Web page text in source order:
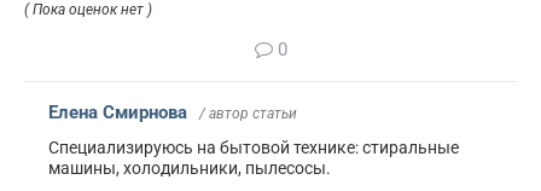
( Пока оценок нет )
0
Елена Смирнова / автор статьи
Специализируюсь на бытовой технике: стиральные
машины, холодильники, пылесосы.